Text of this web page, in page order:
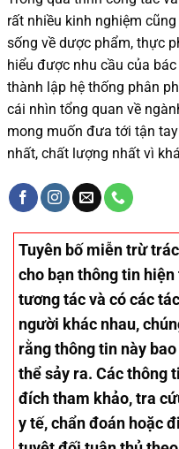
rất nhiều kinh nghiệm
sống về dược phẩm, thực
hiểu được nhu cầu của
thành lập hệ thống phân
cái nhìn tổng quan về
mong muốn đưa tới tận
nhất, chất lượng nhất vì
Tuyên bố miễn trừ
cho bạn thông tin
tương tác và có các
người khác nhau,
rằng thông tin này
thể sảy ra. Các thông
đích tham khảo, tra
y tế, chẩn đoán hoặc